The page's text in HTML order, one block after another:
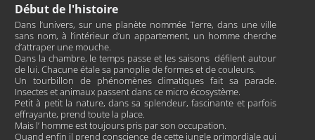
Début de l'histoire
Dans l’univers, sur une planète nommée Terre, dans une ville
sans nom, à l’intérieur d’un appartement, un homme cherche
d’attraper une mouche.
Dans la chambre, le temps passe et les saisons défilent autour
de lui. Chacune étale sa panoplie de formes et de couleurs.
Un tourbillon de phénomènes climatiques fait sa parade.
Insectes et animaux passent dans ce micro écosystème.
Petit à petit la nature, dans sa splendeur, fascinante et parfois
effrayante, prend toute la place.
Mais l’ homme est toujours pris par son occupation.
Quand enfin il prend conscience de cette jungle primordiale qui